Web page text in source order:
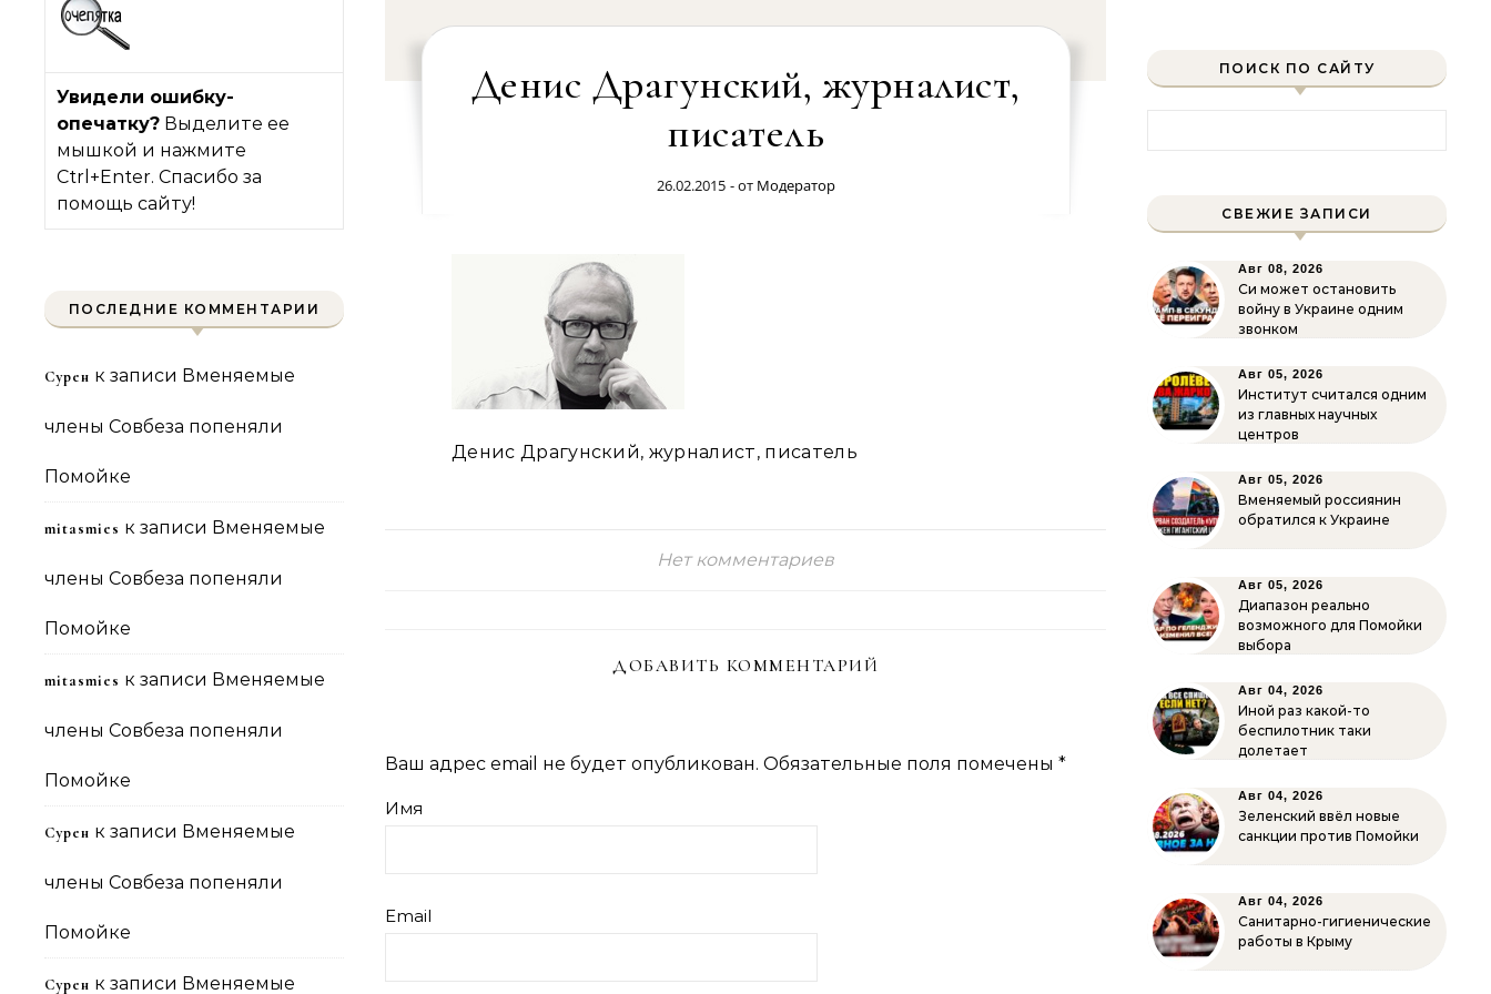
Увидели ошибку-
опечатку? Выделите ее
мышкой и нажмите
Ctrl+Enter. Спасибо за
помощь сайту!
ПОСЛЕДНИЕ КОММЕНТАРИИ
Сурен к записи Вменяемые
члены Совбеза попеняли
Помойке
mitasmies к записи Вменяемые
члены Совбеза попеняли
Помойке
mitasmies к записи Вменяемые
члены Совбеза попеняли
Помойке
Сурен к записи Вменяемые
члены Совбеза попеняли
Помойке
Сурен к записи Вменяемые
Денис Драгунский, журналист,
писатель
26.02.2015 - от Модератор
Денис Драгунский, журналист, писатель
Нет комментариев
ДОБАВИТЬ КОММЕНТАРИЙ
Ваш адрес email не будет опубликован. Обязательные поля помечены *
Имя
Email
ПОИСК ПО САЙТУ
СВЕЖИЕ ЗАПИСИ
Авг 08, 2026
Си может остановить
войну в Украине одним
звонком
Авг 05, 2026
Институт считался одним
из главных научных
центров
Авг 05, 2026
Вменяемый россиянин
обратился к Украине
Авг 05, 2026
Диапазон реально
возможного для Помойки
выбора
Авг 04, 2026
Иной раз какой-то
беспилотник таки
долетает
Авг 04, 2026
Зеленский ввёл новые
санкции против Помойки
Авг 04, 2026
Санитарно-гигиенические
работы в Крыму